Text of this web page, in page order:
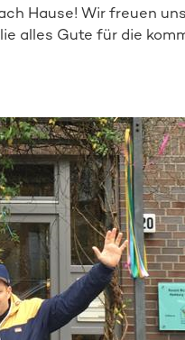
Hause! Wir freuen
alles Gute für die